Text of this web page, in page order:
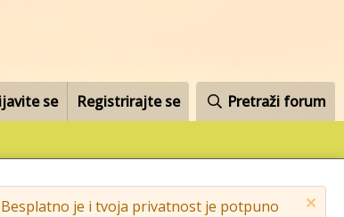
se Registrirajte se Pretraži forum
je i tvoja privatnost je potpuno